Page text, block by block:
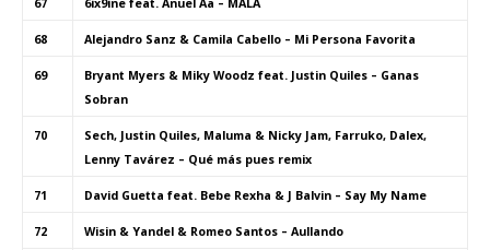
67 6ix9ine feat. Anuel Aa – MALA
68 Alejandro Sanz & Camila Cabello – Mi Persona Favorita
69
Bryant Myers & Miky Woodz feat. Justin Quiles – Ganas
Sobran
70
Sech, Justin Quiles, Maluma & Nicky Jam, Farruko, Dalex,
Lenny Tavárez – Qué más pues remix
71 David Guetta feat. Bebe Rexha & J Balvin – Say My Name
72 Wisin & Yandel & Romeo Santos – Aullando